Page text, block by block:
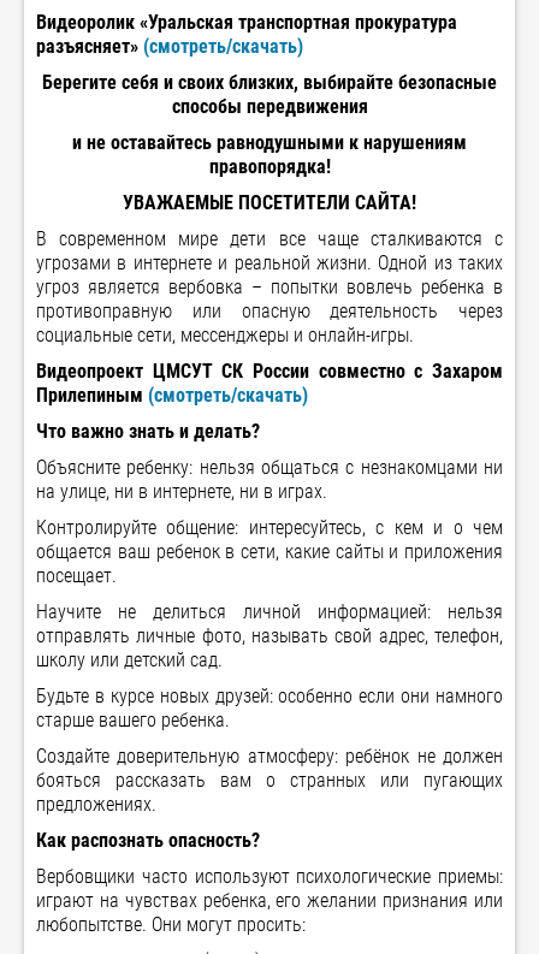
Видеоролик «Уральская транспортная прокуратура
разъясняет» (смотреть/скачать)
Берегите себя и своих близких, выбирайте безопасные
способы передвижения
и не оставайтесь равнодушными к нарушениям
правопорядка!
УВАЖАЕМЫЕ ПОСЕТИТЕЛИ САЙТА!
В современном мире дети все чаще сталкиваются с
угрозами в интернете и реальной жизни. Одной из таких
угроз является вербовка – попытки вовлечь ребенка в
противоправную или опасную деятельность через
социальные сети, мессенджеры и онлайн-игры.
Видеопроект ЦМСУТ СК России совместно с Захаром
Прилепиным (смотреть/скачать)
Что важно знать и делать?
Объясните ребенку: нельзя общаться с незнакомцами ни
на улице, ни в интернете, ни в играх.
Контролируйте общение: интересуйтесь, с кем и о чем
общается ваш ребенок в сети, какие сайты и приложения
посещает.
Научите не делиться личной информацией: нельзя
отправлять личные фото, называть свой адрес, телефон,
школу или детский сад.
Будьте в курсе новых друзей: особенно если они намного
старше вашего ребенка.
Создайте доверительную атмосферу: ребёнок не должен
бояться рассказать вам о странных или пугающих
предложениях.
Как распознать опасность?
Вербовщики часто используют психологические приемы:
играют на чувствах ребенка, его желании признания или
любопытстве. Они могут просить: